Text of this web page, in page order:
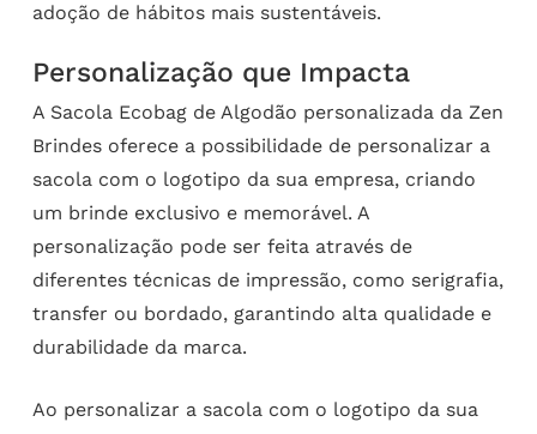
adoção de hábitos mais sustentáveis.
Personalização que Impacta
A Sacola Ecobag de Algodão personalizada da Zen
Brindes oferece a possibilidade de personalizar a
sacola com o logotipo da sua empresa, criando
um brinde exclusivo e memorável. A
personalização pode ser feita através de
diferentes técnicas de impressão, como serigrafia,
transfer ou bordado, garantindo alta qualidade e
durabilidade da marca.
Ao personalizar a sacola com o logotipo da sua